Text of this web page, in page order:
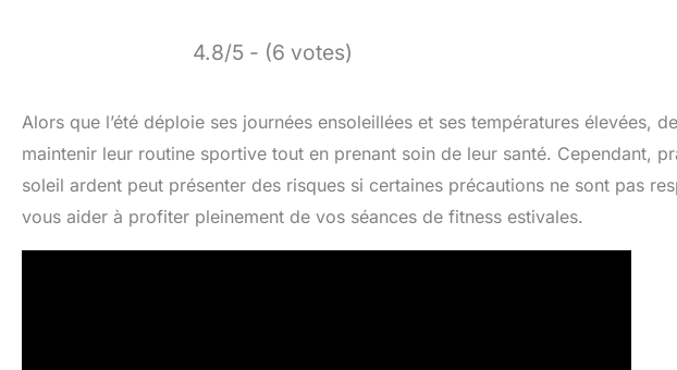
4.8/5 - (6 votes)
Alors que l’été déploie ses journées ensoleillées et ses températures élevées,
maintenir leur routine sportive tout en prenant soin de leur santé. Cependant,
soleil ardent peut présenter des risques si certaines précautions ne sont pas
vous aider à profiter pleinement de vos séances de fitness estivales.